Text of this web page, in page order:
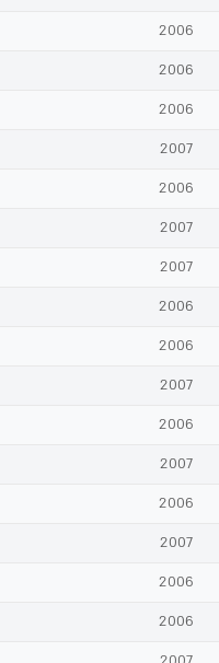
2006
2006
2006
2007
2006
2007
2007
2006
2006
2007
2006
2007
2006
2007
2006
2006